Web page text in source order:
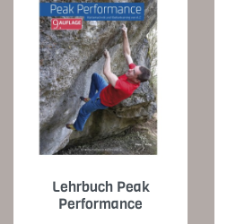
Lehrbuch Peak
Performance